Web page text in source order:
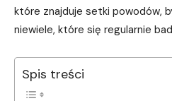
które znajduje setki powodów,
niewiele, które się regularnie
Spis treści